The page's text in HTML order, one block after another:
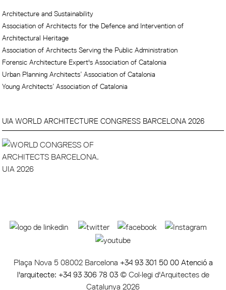
Architecture and Sustainability
Association of Architects for the Defence and Intervention of
Architectural Heritage
Association of Architects Serving the Public Administration
Forensic Architecture Expert's Association of Catalonia
Urban Planning Architects’ Association of Catalonia
Young Architects’ Association of Catalonia
UIA WORLD ARCHITECTURE CONGRESS BARCELONA 2026
Plaça Nova 5 08002 Barcelona +34 93 301 50 00 Atenció a
l'arquitecte: +34 93 306 78 03 © Col·legi d'Arquitectes de
Catalunya 2026